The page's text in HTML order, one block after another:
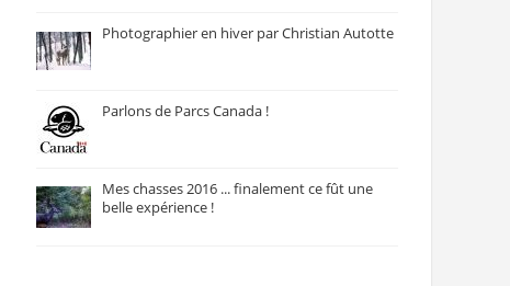
Photographier en hiver par Christian Autotte
Parlons de Parcs Canada !
Mes chasses 2016 ... finalement ce fût une
belle expérience !